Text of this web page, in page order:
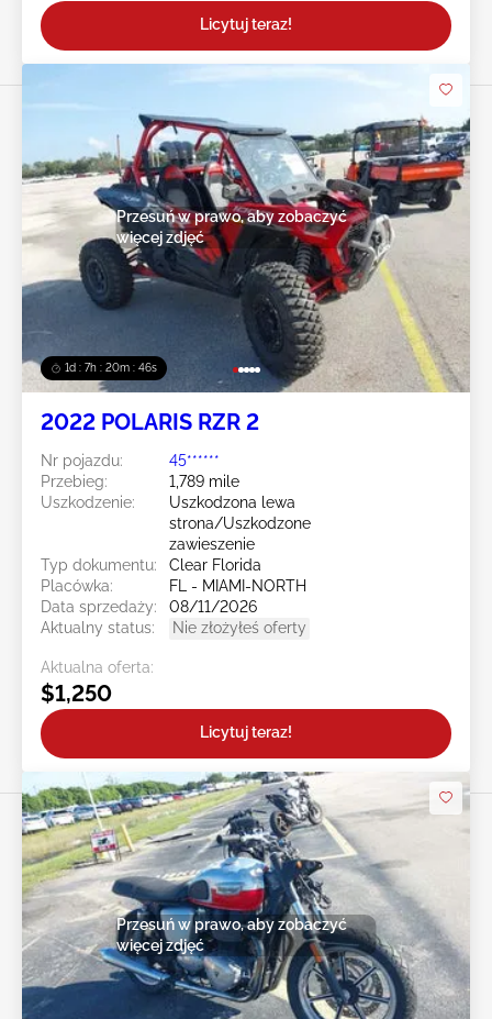
Licytuj teraz!
1d : 7h : 20m : 43s
Przesuń w prawo, aby zobaczyć
więcej zdjęć
2022 POLARIS RZR 2
Nr pojazdu:
45******
Przebieg:
1,789 mile
Uszkodzenie:
Uszkodzona lewa
strona/Uszkodzone
zawieszenie
Typ dokumentu:
Clear Florida
Placówka:
FL - MIAMI-NORTH
Data sprzedaży:
08/11/2026
Aktualny status:
Nie złożyłeś oferty
Aktualna oferta:
$1,250
Licytuj teraz!
Przesuń w prawo, aby zobaczyć
więcej zdjęć